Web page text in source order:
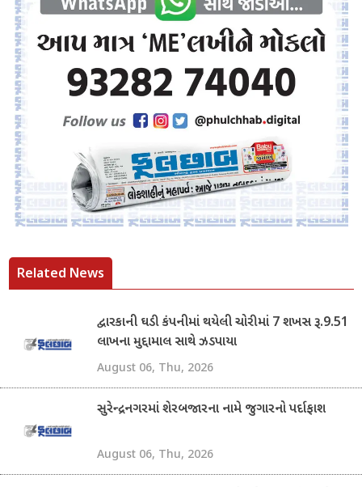
Related News
દ્વારકાની ઘડી કંપનીમાં થયેલી ચોરીમાં 7 શખસ રૂ.9.51
લાખના મુદ્દામાલ સાથે ઝડપાયા
August 06, Thu, 2026
સુરેન્દ્રનગરમાં શેરબજારના નામે જુગારનો પર્દાફાશ
August 06, Thu, 2026